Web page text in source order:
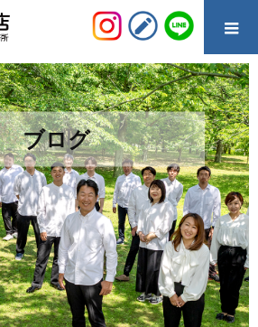
ブログ